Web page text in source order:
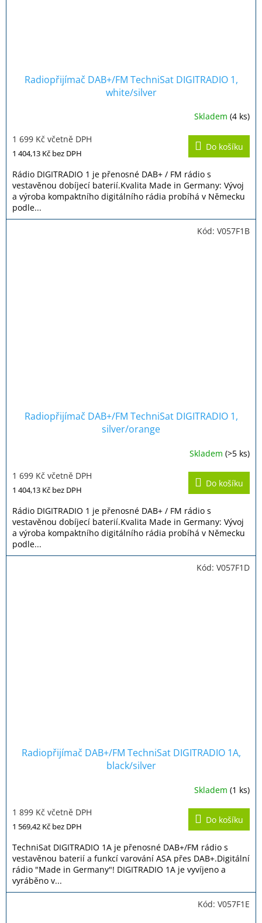
Radiopřijímač DAB+/FM TechniSat DIGITRADIO 1,
white/silver
produktu
je
z
5
hvězdiček.
Skladem(4 ks)
1 699 Kč včetně DPH
1 404,13 Kč bez DPH
Do košíku
Rádio DIGITRADIO 1 je přenosné DAB+ / FM rádio s
vestavěnou dobíjecí baterií.Kvalita Made in Germany: Vývoj
a výroba kompaktního digitálního rádia probíhá v Německu
podle...
Radiopřijímač DAB+/FM TechniSat DIGITRADIO 1,
silver/orange
produktu
je
z
5
hvězdiček.
Skladem(>5 ks)
1 699 Kč včetně DPH
1 404,13 Kč bez DPH
Do košíku
Rádio DIGITRADIO 1 je přenosné DAB+ / FM rádio s
vestavěnou dobíjecí baterií.Kvalita Made in Germany: Vývoj
a výroba kompaktního digitálního rádia probíhá v Německu
podle...
Kód: V057F1B
Radiopřijímač DAB+/FM TechniSat DIGITRADIO 1A,
black/silver
produktu
je
z
5
hvězdiček.
Skladem(1 ks)
1 899 Kč včetně DPH
1 569,42 Kč bez DPH
Do košíku
TechniSat DIGITRADIO 1A je přenosné DAB+/FM rádio s
vestavěnou baterií a funkcí varování ASA přes DAB+.Digitální
rádio "Made in Germany"! DIGITRADIO 1A je vyvíjeno a
vyráběno v...
Kód: V057F1D
Kód: V057F1E